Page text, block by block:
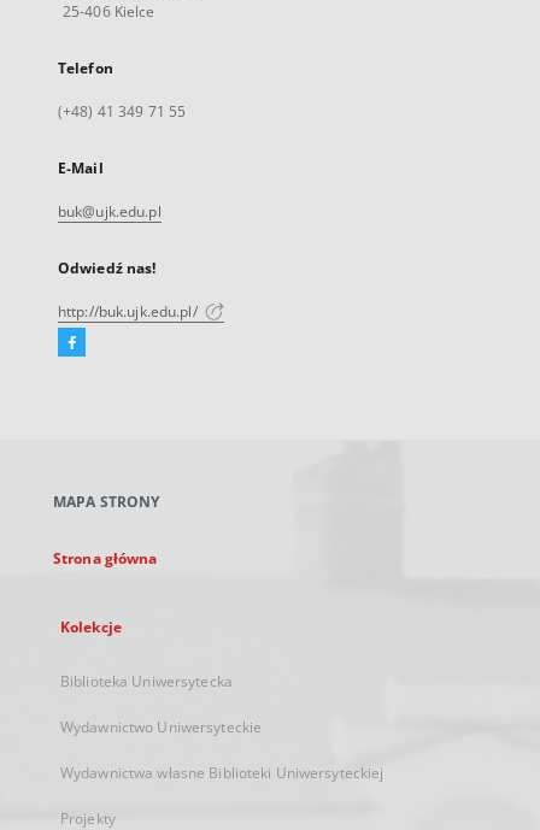
25-406 Kielce
Telefon
(+48) 41 349 71 55
E-Mail
buk@ujk.edu.pl
Odwiedź nas!
http://buk.ujk.edu.pl/
Facebook
karcie
MAPA STRONY
Strona główna
Kolekcje
Biblioteka Uniwersytecka
Wydawnictwo Uniwersyteckie
Wydawnictwa własne Biblioteki Uniwersyteckiej
Projekty